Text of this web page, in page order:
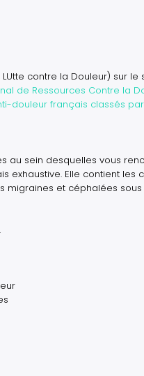
contre la Douleur) sur le
de Ressources Contre la
douleur français classés
au sein desquelles vous
exhaustive. Elle contient
et céphalées